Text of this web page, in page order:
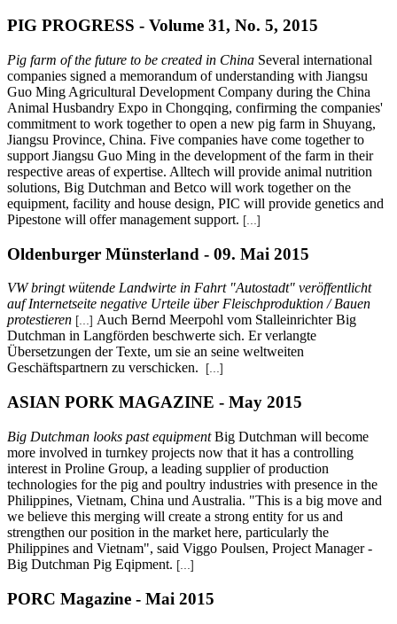
PIG PROGRESS - Volume 31, No. 5, 2015
Pig farm of the future to be created in China Several international
companies signed a memorandum of understanding with Jiangsu
Guo Ming Agricultural Development Company during the China
Animal Husbandry Expo in Chongqing, confirming the companies'
commitment to work together to open a new pig farm in Shuyang,
Jiangsu Province, China. Five companies have come together to
support Jiangsu Guo Ming in the development of the farm in their
respective areas of expertise. Alltech will provide animal nutrition
solutions, Big Dutchman and Betco will work together on the
equipment, facility and house design, PIC will provide genetics and
Pipestone will offer management support. [...]
Oldenburger Münsterland - 09. Mai 2015
VW bringt wütende Landwirte in Fahrt "Autostadt" veröffentlicht
auf Internetseite negative Urteile über Fleischproduktion / Bauen
protestieren [...] Auch Bernd Meerpohl vom Stalleinrichter Big
Dutchman in Langförden beschwerte sich. Er verlangte
Übersetzungen der Texte, um sie an seine weltweiten
Geschäftspartnern zu verschicken.
[...]
ASIAN PORK MAGAZINE - May 2015
Big Dutchman looks past equipmentBig Dutchman will become
more involved in turnkey projects now that it has a controlling
interest in Proline Group, a leading supplier of production
technologies for the pig and poultry industries with presence in the
Philippines, Vietnam, China und Australia. "This is a big move and
we believe this merging will create a strong entity for us and
strengthen our position in the market here, particularly the
Philippines and Vietnam", said Viggo Poulsen, Project Manager -
Big Dutchman Pig Eqipment. [...]
PORC Magazine - Mai 2015